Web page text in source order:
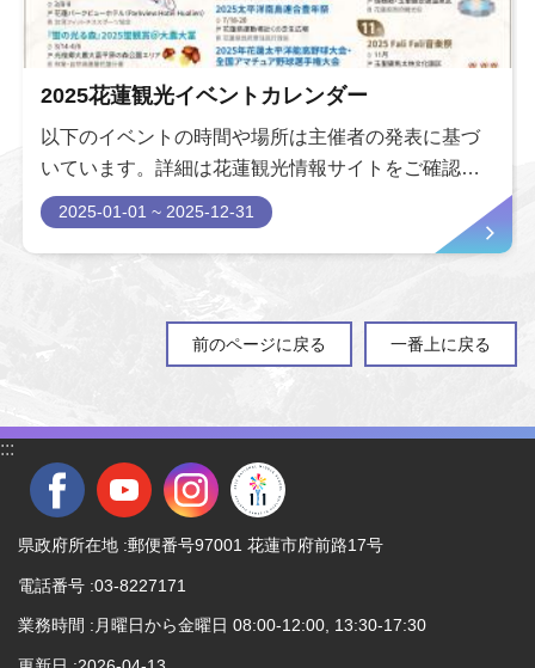
2025花蓮観光イベントカレンダー
以下のイベントの時間や場所は主催者の発表に基づ
いています。詳細は花蓮観光情報サイトをご確認く
ださい。
2025-01-01 ~ 2025-12-31
前のページに戻る 一番上に戻る
:::
県政府所在地 :郵便番号97001 花蓮市府前路17号
電話番号 :03-8227171
業務時間 :月曜日から金曜日 08:00-12:00, 13:30-17:30